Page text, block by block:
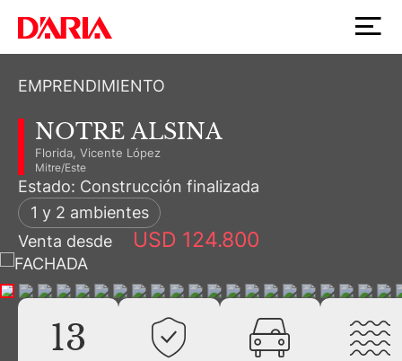
EMPRENDIMIENTO
NOTRE ALSINA
Florida, Vicente López
Mitre/Este
Estado: Construcción finalizada
1 y 2 ambientes
Venta desde
USD 124.800
13